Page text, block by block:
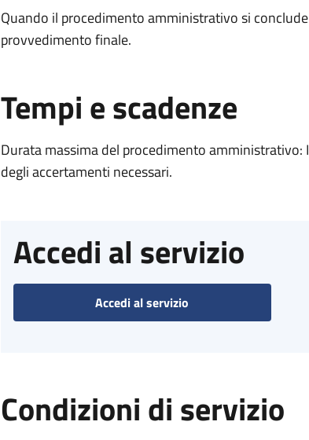
Quando il procedimento amministrativo si
provvedimento finale.
Tempi e scadenze
Durata massima del procedimento
degli accertamenti necessari.
Accedi al servizio
Accedi al servizio
Condizioni di servizio